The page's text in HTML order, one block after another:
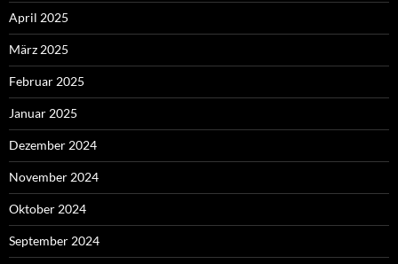
April 2025
März 2025
Februar 2025
Januar 2025
Dezember 2024
November 2024
Oktober 2024
September 2024